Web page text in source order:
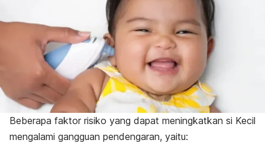
Beberapa faktor risiko yang dapat meningkatkan si Kecil
mengalami gangguan pendengaran, yaitu: